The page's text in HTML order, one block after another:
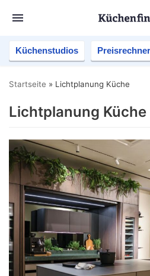
Küchenstudios Preisrechner
Startseite » Lichtplanung Küche
Lichtplanung Küche